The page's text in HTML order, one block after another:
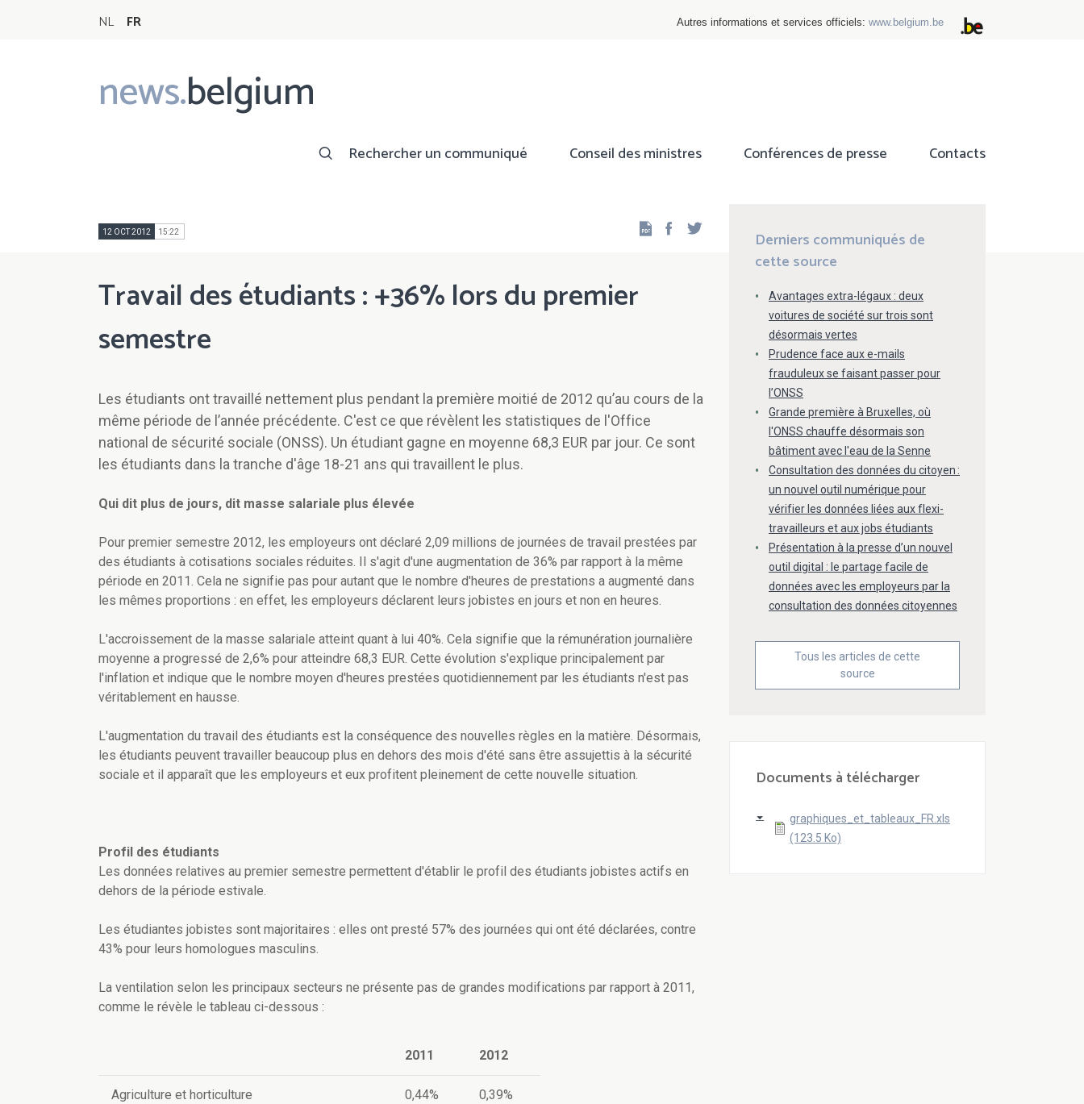
NL FR Autres informations et services officiels: www.belgium.be
news.belgium
Main
navigation
Rechercher un communiqué Conseil des ministres Conférences de presse Contacts
12 OCT 2012 15:22 Facebook
Travail des étudiants : +36% lors du premier
semestre
Les étudiants ont travaillé nettement plus pendant la première moitié de 2012 qu’au cours de la
même période de l’année précédente. C'est ce que révèlent les statistiques de l'Office
national de sécurité sociale (ONSS). Un étudiant gagne en moyenne 68,3 EUR par jour. Ce sont
les étudiants dans la tranche d'âge 18-21 ans qui travaillent le plus.
Qui dit plus de jours, dit masse salariale plus élevée
Pour premier semestre 2012, les employeurs ont déclaré 2,09 millions de journées de travail prestées par
des étudiants à cotisations sociales réduites. Il s'agit d'une augmentation de 36% par rapport à la même
période en 2011. Cela ne signifie pas pour autant que le nombre d'heures de prestations a augmenté dans
les mêmes proportions : en effet, les employeurs déclarent leurs jobistes en jours et non en heures.
L'accroissement de la masse salariale atteint quant à lui 40%. Cela signifie que la rémunération journalière
moyenne a progressé de 2,6% pour atteindre 68,3 EUR. Cette évolution s'explique principalement par
l'inflation et indique que le nombre moyen d'heures prestées quotidiennement par les étudiants n'est pas
véritablement en hausse.
L'augmentation du travail des étudiants est la conséquence des nouvelles règles en la matière. Désormais,
les étudiants peuvent travailler beaucoup plus en dehors des mois d'été sans être assujettis à la sécurité
sociale et il apparaît que les employeurs et eux profitent pleinement de cette nouvelle situation.
Profil des étudiants
Les données relatives au premier semestre permettent d'établir le profil des étudiants jobistes actifs en
dehors de la période estivale.
Les étudiantes jobistes sont majoritaires : elles ont presté 57% des journées qui ont été déclarées, contre
43% pour leurs homologues masculins.
La ventilation selon les principaux secteurs ne présente pas de grandes modifications par rapport à 2011,
comme le révèle le tableau ci-dessous :
2011 2012
Agriculture et horticulture 0,44% 0,39%
Derniers communiqués de
cette source
Avantages extra-légaux : deux
voitures de société sur trois sont
désormais vertes
Prudence face aux e-mails
frauduleux se faisant passer pour
l’ONSS
Grande première à Bruxelles, où
l'ONSS chauffe désormais son
bâtiment avec l'eau de la Senne
Consultation des données du citoyen :
un nouvel outil numérique pour
vérifier les données liées aux flexi-
travailleurs et aux jobs étudiants
Présentation à la presse d’un nouvel
outil digital : le partage facile de
données avec les employeurs par la
consultation des données citoyennes
Tous les articles de cette
source
Documents à télécharger
graphiques_et_tableaux_FR.xls
(123.5 Ko)